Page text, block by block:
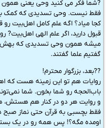
?شما فکر می کنید وحی یعنی همون
فقط نیست. وحی تسدیدی که کمک
کجا میاد؟ اگه علم کامل اهل‌بیت رو
قبول دارید، اگر علم الهی اهل‌بیت?
میشه همون وحی تسدیدی که بهش
گفتیم علما گفتند.
??بعد، بزرگوار محترم!
روایات هم تو این زمینه هست که
باب‌الحجه رو شما بخون. شما
و روایت هر دو در کنار هم هستش، هر
فقط بچسبی به قرآن حتی نماز صبح
اومده مگه؟! پس همه رو در یک